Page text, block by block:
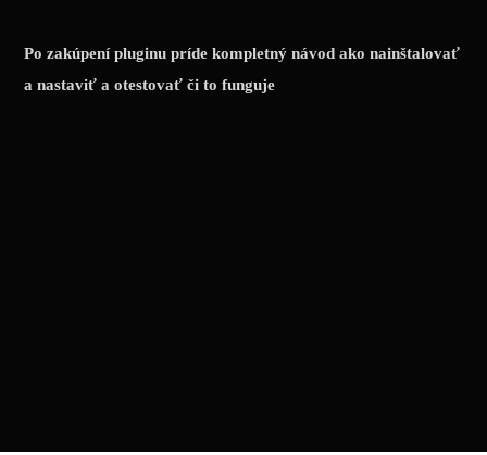
Po zakúpení pluginu príde kompletný návod ako nainštalovať
a nastaviť a otestovať či to funguje